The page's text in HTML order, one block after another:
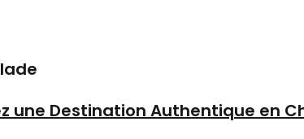
une Destination Authentique en